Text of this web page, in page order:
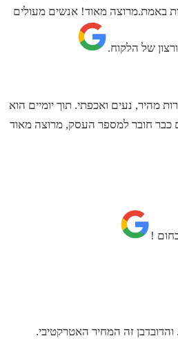
הסינגל תוך 24 שעות באמת.מרוצה מאוד! אנשים מעולים
של הלקוח.
מהיר, נעים ואכפתי. תוך יומיים הוא
כבר חובר למספר העסק, מרוצה מאוד
!
זה המחיר האטרקטיבי.